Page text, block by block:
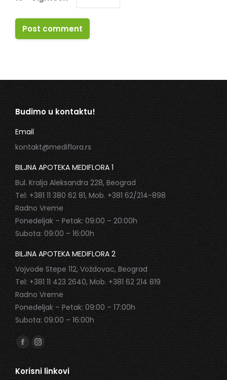
Post comment
Budimo u kontaktu!
Email
kontakt@mediflora.rs
BILJNA APOTEKA MEDIFLORA 1
Bul. Kralja Aleksandra 228, Beograd
Tel: +381 11 380 62 81, Mob. +381 62/214-898
Radno Vreme
Ponedeljak – Petak: 09:00 – 20:00h
Subota: 09:00 – 16:00h
BILJNA APOTEKA MEDIFLORA 2
Vojvode Stepe 112, Voždovac, Beograd
Tel: +381 11 423 2640, Mob. +381 62 214 819
Radno Vreme
Ponedeljak – Petak: 09:00 – 17:00h
Subota: 09:00 – 16:00h
Find us on:
Facebook
page
opens
Instagram
page
opens
Korisni linkovi